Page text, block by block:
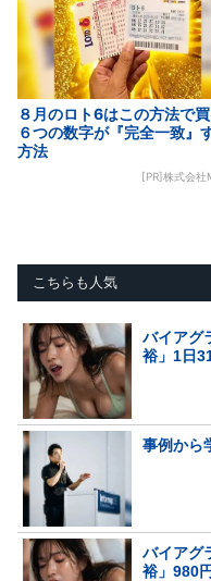
８月のロト6はこの方法で
６つの数字が『完全一致』
方法
[PR]株式会社
こちらも人気
バイアグ
裕」1日
事例から
バイアグ
裕」980